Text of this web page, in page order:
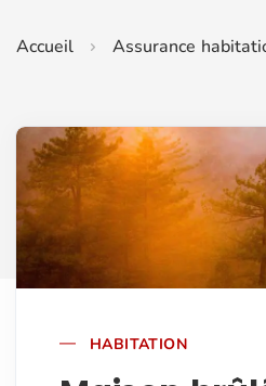
Accueil Assurance
HABITATION